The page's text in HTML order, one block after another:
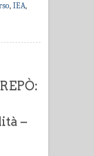
,IEA,
–